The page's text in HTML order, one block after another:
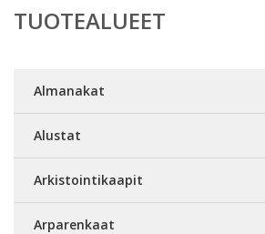
TUOTEALUEET
Almanakat
Alustat
Arkistointikaapit
Arparenkaat